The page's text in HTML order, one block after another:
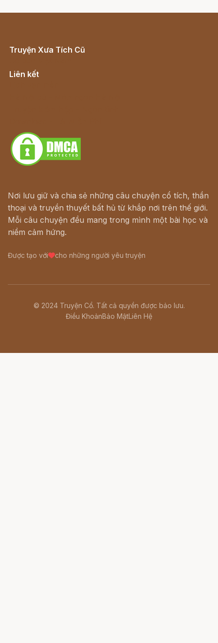
Truyện Xưa Tích Cũ
Liên kết
Nơi lưu giữ và chia sẻ những câu chuyện cổ tích, thần
thoại và truyền thuyết bất hủ từ khắp nơi trên thế giới.
Mỗi câu chuyện đều mang trong mình một bài học và
niềm cảm hứng.
Được tạo với cho những người yêu truyện
© 2024 Truyện Cổ. Tất cả quyền được bảo lưu.
Điều KhoảnBảo MậtLiên Hệ